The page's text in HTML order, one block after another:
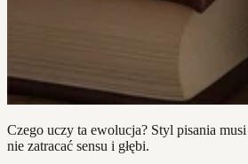
Czego uczy ta ewolucja? Styl pisania
nie zatracać sensu i głębi.